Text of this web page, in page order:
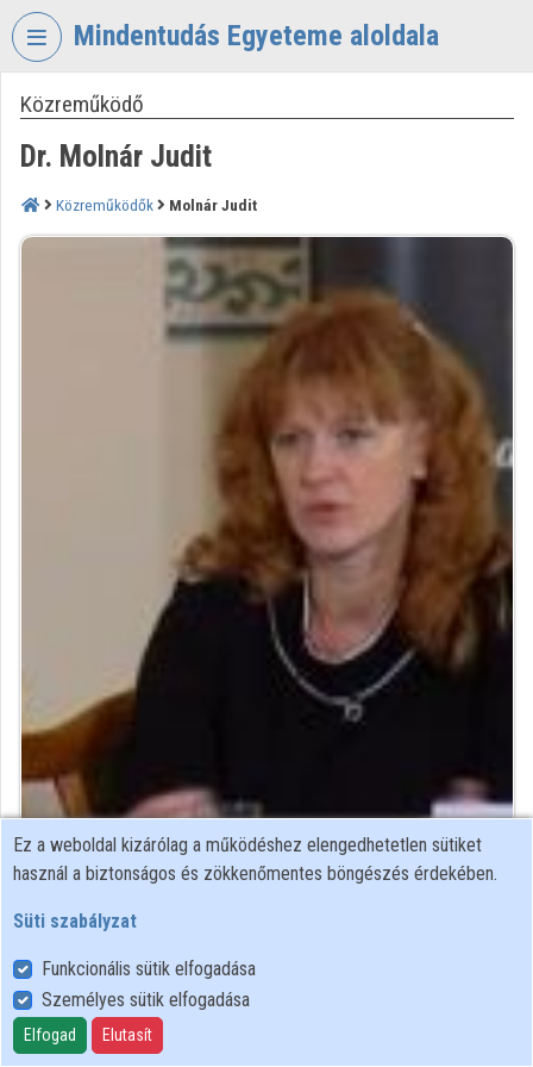
Fejléc kihagyása
Mindentudás Egyeteme aloldala
VIDEOTORIUM
MINDENTUDÁS
EGYETEME
Intézményi kezdőlap
Intézményi felfedezés
Közreműködő
Dr. Molnár Judit
Közreműködők Molnár Judit
történész
Közreműködő felvételei
Névjegyek
Felhasználói szabályzat
Adatkezelési tájékoztató
Ez a weboldal kizárólag a működéshez elengedhetetlen sütiket
használ a biztonságos és zökkenőmentes böngészés érdekében.
Süti szabályzat
Funkcionális sütik elfogadása
Személyes sütik elfogadása
Elfogad Elutasít